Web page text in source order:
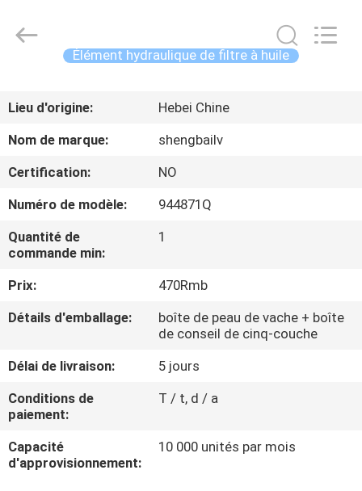
PRODUITS
AU
DE
NOUS
VISITE
D'USINE
CONTRÔLE
ECER
Élément hydraulique de filtre à huile
Lieu d'origine:
Hebei Chine
Nom de marque:
shengbailv
Certification:
NO
Numéro de modèle:
944871Q
Quantité de
commande min:
1
Prix:
470Rmb
Détails d'emballage:
boîte de peau de vache + boîte
de conseil de cinq-couche
Délai de livraison:
5 jours
Conditions de
paiement:
T / t, d / a
Capacité
d'approvisionnement:
10 000 unités par mois